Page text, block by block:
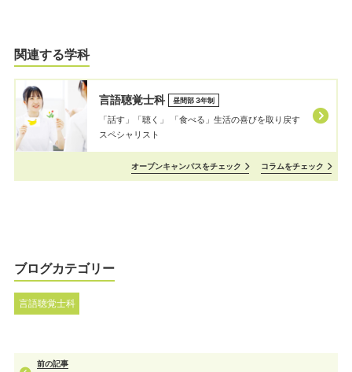
関連する学科
言語聴覚士科 昼間部 3年制
「話す」「聴く」 「⾷べる」⽣活の喜びを取り戻す
スペシャリスト
オープンキャンパスをチェック コラムをチェック
ブログカテゴリー
言語聴覚士科
前の記事